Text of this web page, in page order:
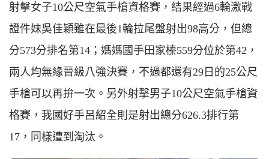
射擊女子10公尺空氣手槍資格賽，結果經過6輪激戰
證件妹吳佳穎雖在最後1輪拉尾盤射出98高分，但總
分573分排名第14；媽媽國手田家榛559分位於第42，
兩人均無緣晉級八強決賽，不過都還有29日的25公尺
手槍可以再拚一次。另外射擊男子10公尺空氣手槍資
格賽，我國好手呂紹全則是射出總分626.3排行第
17，同樣遭到淘汰。